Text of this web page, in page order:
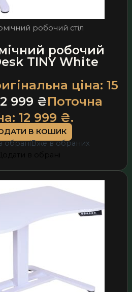
робочий стіл
робочий
TINY White
ціна: 15
999 ₴Поточна
12 999 ₴.
В КОШИК
обраніВже в обраних